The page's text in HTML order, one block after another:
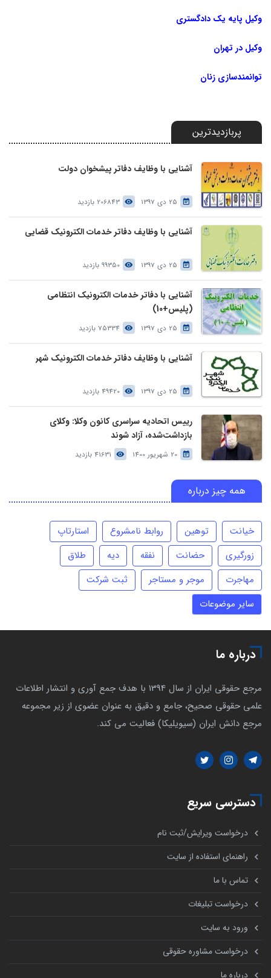
وکیل پایه یک دادگستری
وکیل در تهران
توانمندسازی زنان
پربازدیدترین
آشنایی با وظایف دفاتر پیشخوان دولت
25 دی 1397 206843 بازدید
آشنایی با وظایف دفاتر خدمات الکترونیک قضایی
25 دی 1397 99350 بازدید
آشنایی با دفاتر خدمات الکترونیک انتظامی
(پلیس+10)
25 دی 1397 75334 بازدید
آشنایی با وظایف دفاتر خدمات الکترونیک شهر
25 دی 1397 49420 بازدید
رییس اتحادیه سراسری کانون وکلا: وکلای
بازداشت‌شده، آزاد شوند
20 شهریور 1400 41631 بازدید
همه چیز درباره
خیانت توهین روابط نامشروع
استارتاپ
زورگیری
حضانت نفقه دیه
طلاق
مهاجرت
موجر و مستاجر
ثبت شرکت
سایر موضوعات
درباره ما
مرجع حقوقی ایران از سال 1394 با هدف جمع آوری و انتشار اطلاعات
علمی حقوقی صحیح، جامع و دقیق به عنوان عضوی از زیر مجموعه
مرجع دانش ایران (سیویلیکا) فعالیت می کند.
دسترسی سریع
درخواست ویرایش/ثبت نام
راهنمای استفاده از سایت
تماس با ما
درخواست تبلیغات
ورود به سایت
درخواست مشاوره حقوقی
درباره ما